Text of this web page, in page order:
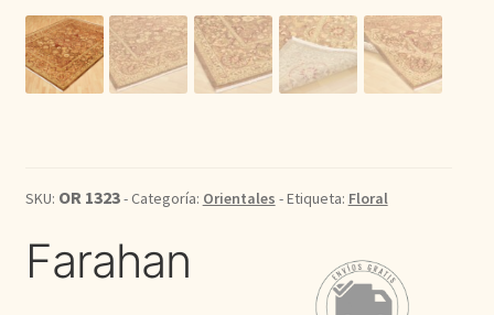
Kilim
Pasillo
SKU: OR 1323- Categoría: Orientales - Etiqueta: Floral
Farahan